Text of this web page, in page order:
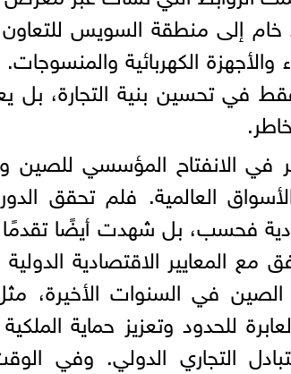
إلى منطقة السويس للتعاون
الكهربائية
في تحسين بنية التجارة، بل
في الانفتاح المؤسسي للصين
العالمية. فلم تحقق
فحسب، بل شهدت أيضًا تقدمًا
مع المعايير الاقتصادية
الصين في السنوات الأخيرة،
للحدود وتعزيز حماية
التجاري الدولي. وفي